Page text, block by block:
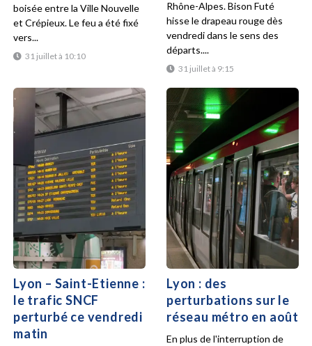
31 juillet à 10:10
boisée entre la Ville Nouvelle
et Crépieux. Le feu a été fixé
vers...
31 juillet à 9:15
Rhône-Alpes. Bison Futé
hisse le drapeau rouge dès
vendredi dans le sens des
départs....
Lyon – Saint-Etienne :
le trafic SNCF
perturbé ce vendredi
matin
Lyon : des
perturbations sur le
réseau métro en août
En plus de l'interruption de